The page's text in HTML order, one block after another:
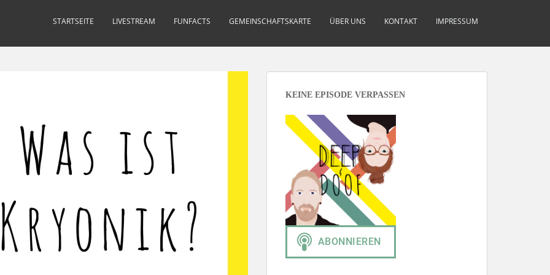
STARTSEITE LIVESTREAM FUNFACTS GEMEINSCHAFTSKARTE ÜBER UNS KONTAKT IMPRESSUM
KEINE EPISODE VERPASSEN